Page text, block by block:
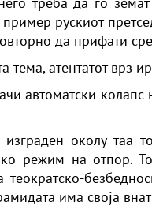
рускиот
да прифати
атентатот врз
автоматски
околу таа
режим на отпор.
теократско-
има своја